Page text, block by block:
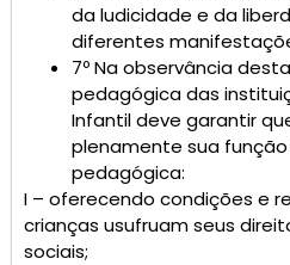
da ludicidade e da
diferentes
7º Na observância
pedagógica das
Infantil deve garantir
plenamente sua
pedagógica:
I – oferecendo condições e
crianças usufruam seus
sociais;